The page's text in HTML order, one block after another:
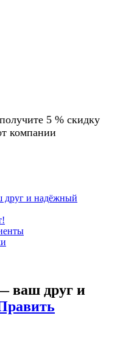
5 % скидку
компании
и надёжный
ваш друг и